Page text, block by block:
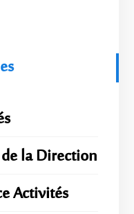
la Direction
Activités